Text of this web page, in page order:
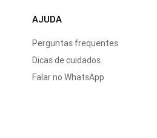
AJUDA
Perguntas frequentes
Dicas de cuidados
Falar no WhatsApp